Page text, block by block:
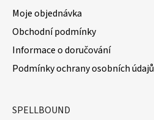
Moje objednávka
Obchodní podmínky
Informace o doručování
Podmínky ochrany osobních údajů
SPELLBOUND